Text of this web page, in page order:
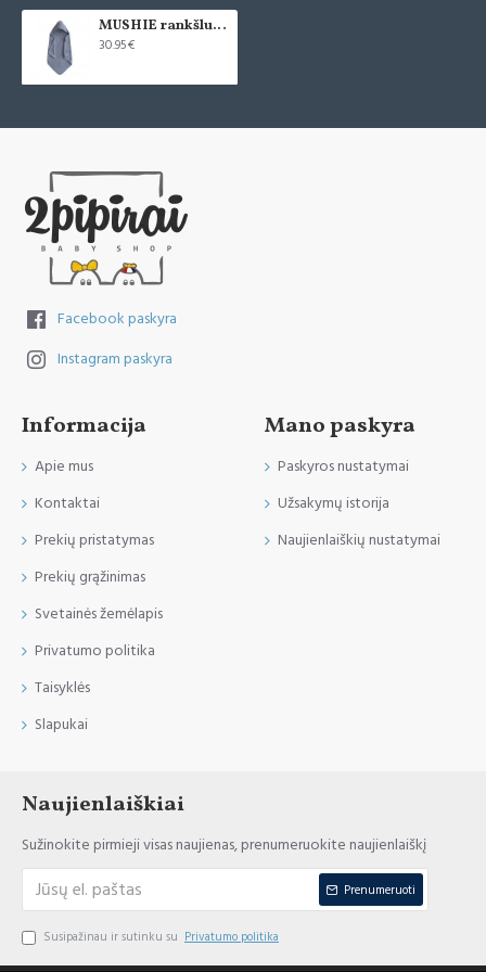
MUSHIE rankšluostis kūdikiui su gobtuvu - Tradewinds
30.95€
Facebook paskyra
Instagram paskyra
Informacija
Apie mus
Kontaktai
Prekių pristatymas
Prekių grąžinimas
Svetainės žemėlapis
Privatumo politika
Taisyklės
Slapukai
Mano paskyra
Paskyros nustatymai
Užsakymų istorija
Naujienlaiškių nustatymai
Naujienlaiškiai
Sužinokite pirmieji visas naujienas, prenumeruokite naujienlaiškį
Prenumeruoti
Susipažinau ir sutinku su Privatumo politika